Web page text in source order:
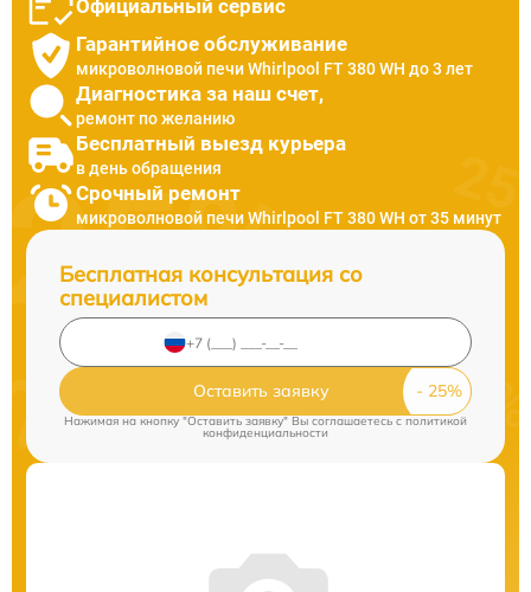
Официальный сервис
Гарантийное обслуживание
микроволновой печи Whirlpool FT 380 WH до 3 лет
Диагностика за наш счет,
ремонт по желанию
Бесплатный выезд курьера
в день обращения
Срочный ремонт
микроволновой печи Whirlpool FT 380 WH от 35 минут
Бесплатная консультация со
специалистом
Оставить заявку
Нажимая на кнопку "Оставить заявку" Вы соглашаетесь c политикой
конфиденциальности